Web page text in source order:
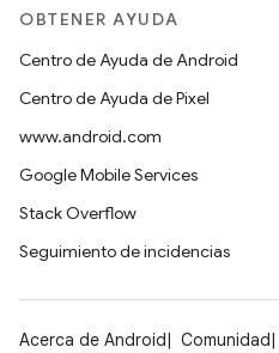
OBTENER AYUDA
Centro de Ayuda de Android
Centro de Ayuda de Pixel
www.android.com
Google Mobile Services
Stack Overflow
Seguimiento de incidencias
Acerca de Android Comunidad